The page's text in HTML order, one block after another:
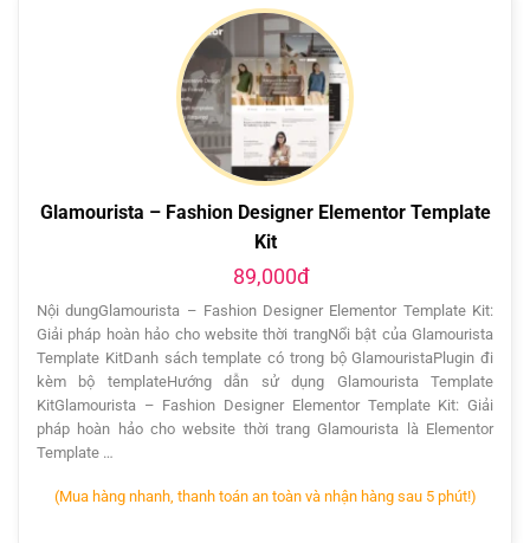
Glamourista – Fashion Designer Elementor Template
Kit
89,000đ
Nội dungGlamourista – Fashion Designer Elementor Template Kit:
Giải pháp hoàn hảo cho website thời trangNổi bật của Glamourista
Template KitDanh sách template có trong bộ GlamouristaPlugin đi
kèm bộ templateHướng dẫn sử dụng Glamourista Template
KitGlamourista – Fashion Designer Elementor Template Kit: Giải
pháp hoàn hảo cho website thời trang Glamourista là Elementor
Template …
(Mua hàng nhanh, thanh toán an toàn và nhận hàng sau 5 phút!)